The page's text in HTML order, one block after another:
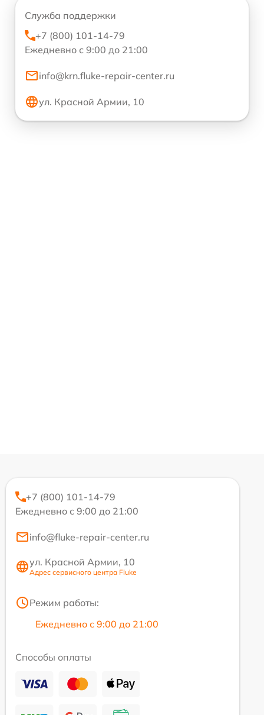
Служба поддержки
+7 (800) 101-14-79
Ежедневно с 9:00 до 21:00
info@krn.fluke-repair-center.ru
ул. Красной Армии, 10
+7 (800) 101-14-79
Ежедневно с 9:00 до 21:00
info@fluke-repair-center.ru
ул. Красной Армии, 10
Адрес сервисного центра Fluke
Режим работы:
Ежедневно с 9:00 до 21:00
Способы оплаты